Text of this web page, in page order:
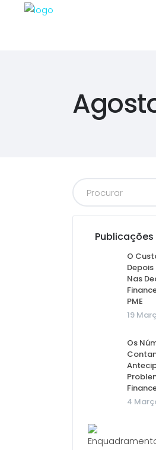
O
Depois
Nas
PME
19
Os
4